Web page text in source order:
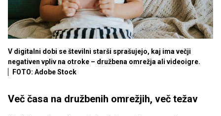
V digitalni dobi se številni starši sprašujejo, kaj ima večji
negativen vpliv na otroke – družbena omrežja ali videoigre.
FOTO: Adobe Stock
Več časa na družbenih omrežjih, več težav